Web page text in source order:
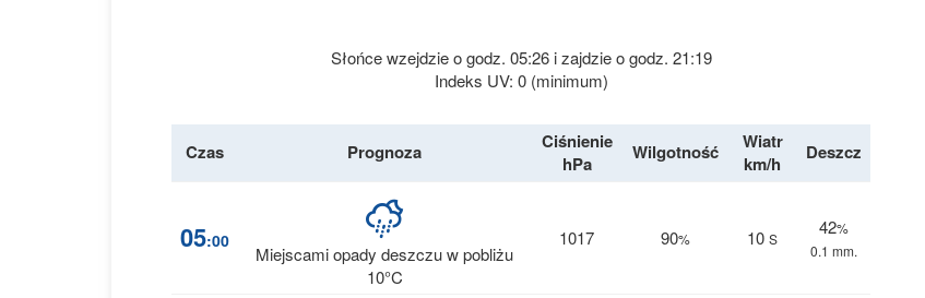
Słońce wzejdzie o godz. 05:26 i zajdzie o godz. 21:19
Indeks UV: 0 (minimum)
Czas Prognoza
Ciśnienie
hPa
Wilgotność
Wiatr
km/h
Deszcz
05:00
Miejscami opady deszczu w pobliżu
10°C
1017 90% 10 S
42%
0.1 mm.